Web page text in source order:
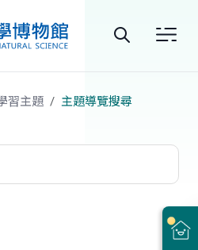
站
尋
習主題 主題導覽搜尋